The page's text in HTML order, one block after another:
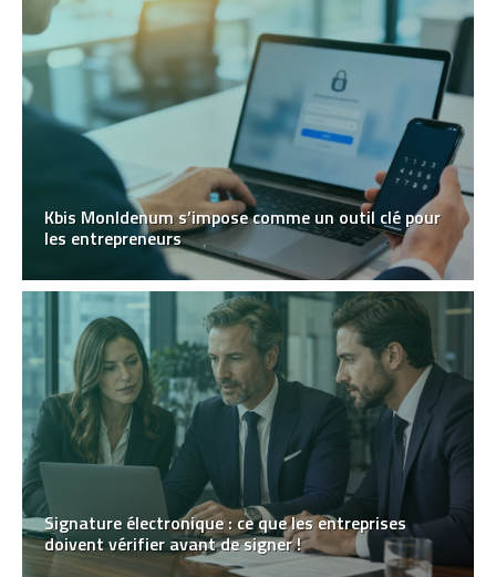
Kbis MonIdenum s’impose comme un outil clé pour
les entrepreneurs
Signature électronique : ce que les entreprises
doivent vérifier avant de signer !